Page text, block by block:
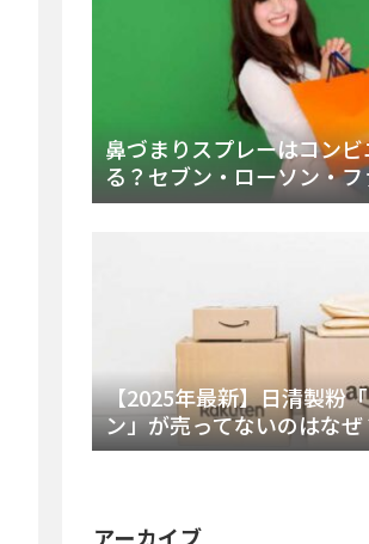
鼻づまりスプレーはコン
る？セブン・ローソン・
販売時間と主要製品を徹底
【2025年最新】日清製粉
ン」が売ってないのはな
真相とレアチーズケーキ
アーカイブ